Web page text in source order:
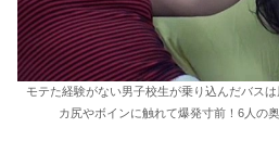
モテた経験がない男子校生が乗り込んだバス
カ尻やボインに触れて爆発寸前！6人の